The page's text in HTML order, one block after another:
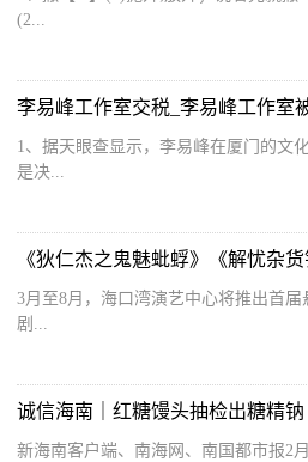
(2...
李易峰工作室交税_李易峰工作室
1、据天眼查显示，李易峰在厦门的文
是决...
3月至8月，海口湾演艺中心将推出首
剧...
新海南客户端、南海网、南国都市报2